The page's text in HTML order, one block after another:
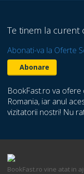
Te tinem la curent
Abonati-va la Oferte
BookFast.ro va
Romania, iar anul
vizitatorii nostri! Nu
BookFast.ro vine atat in